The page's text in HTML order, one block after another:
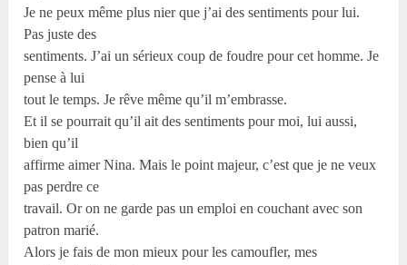
Je ne peux même plus nier que j’ai des sentiments pour lui.
Pas juste des
sentiments. J’ai un sérieux coup de foudre pour cet homme. Je
pense à lui
tout le temps. Je rêve même qu’il m’embrasse.
Et il se pourrait qu’il ait des sentiments pour moi, lui aussi,
bien qu’il
affirme aimer Nina. Mais le point majeur, c’est que je ne veux
pas perdre ce
travail. Or on ne garde pas un emploi en couchant avec son
patron marié.
Alors je fais de mon mieux pour les camoufler, mes